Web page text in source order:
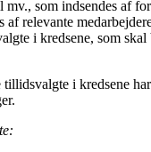
mv., som indsendes af
af relevante
i kredsene, som skal
i kredsene